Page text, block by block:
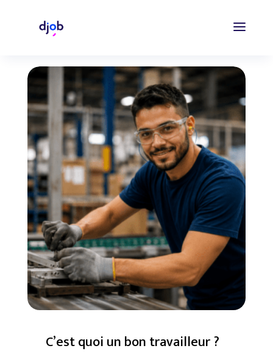
C’est quoi un bon travailleur ?